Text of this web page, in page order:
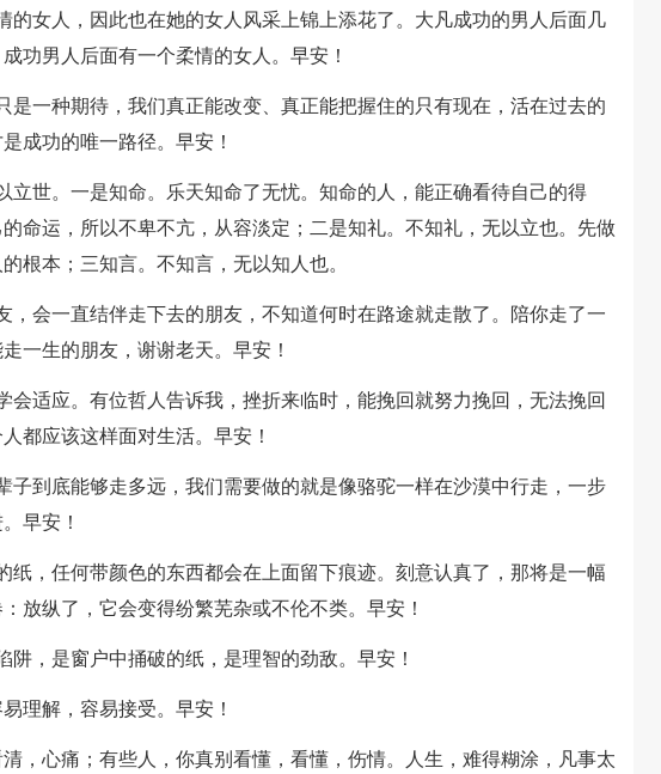
的女人，因此也在她的女人风采上锦上添花了。大凡成功的男人后面几
功男人后面有一个柔情的女人。早安！
是一种期待，我们真正能改变、真正能把握住的只有现在，活在过去的
成功的唯一路径。早安！
立世。一是知命。乐天知命了无忧。知命的人，能正确看待自己的得
命运，所以不卑不亢，从容淡定；二是知礼。不知礼，无以立也。先做
根本；三知言。不知言，无以知人也。
，会一直结伴走下去的朋友，不知道何时在路途就走散了。陪你走了一
一生的朋友，谢谢老天。早安！
会适应。有位哲人告诉我，挫折来临时，能挽回就努力挽回，无法挽回
都应该这样面对生活。早安！
子到底能够走多远，我们需要做的就是像骆驼一样在沙漠中行走，一步
早安！
纸，任何带颜色的东西都会在上面留下痕迹。刻意认真了，那将是一幅
放纵了，它会变得纷繁芜杂或不伦不类。早安！
阱，是窗户中捅破的纸，是理智的劲敌。早安！
理解，容易接受。早安！
，心痛；有些人，你真别看懂，看懂，伤情。人生，难得糊涂，凡事太